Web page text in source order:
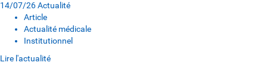
14/07/26Actualité
Article
Actualité médicale
Institutionnel
Lire l'actualité